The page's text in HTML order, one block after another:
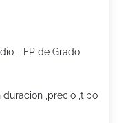
- FP de Grado
duracion ,precio ,tipo